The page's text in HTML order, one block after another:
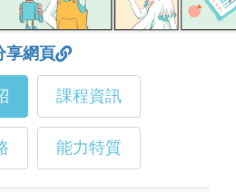
輔助系統
享網頁
課程資訊
能力特質